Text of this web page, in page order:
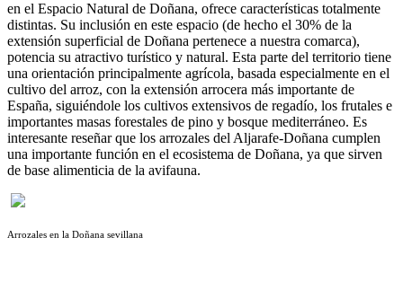
en el Espacio Natural de Doñana, ofrece características totalmente
distintas. Su inclusión en este espacio (de hecho el 30% de la
extensión superficial de Doñana pertenece a nuestra comarca),
potencia su atractivo turístico y natural. Esta parte del territorio tiene
una orientación principalmente agrícola, basada especialmente en el
cultivo del arroz, con la extensión arrocera más importante de
España, siguiéndole los cultivos extensivos de regadío, los frutales e
importantes masas forestales de pino y bosque mediterráneo. Es
interesante reseñar que los arrozales del Aljarafe-Doñana cumplen
una importante función en el ecosistema de Doñana, ya que sirven
de base alimenticia de la avifauna.
Arrozales en la Doñana sevillana